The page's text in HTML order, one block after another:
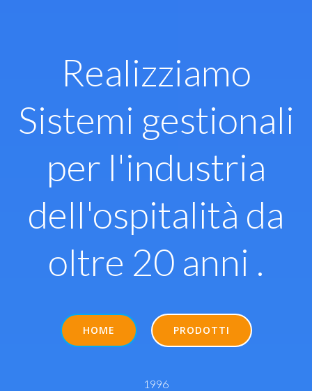
Realizziamo
Sistemi gestionali
per l'industria
dell'ospitalità da
oltre 20 anni .
HOME PRODOTTI
1996